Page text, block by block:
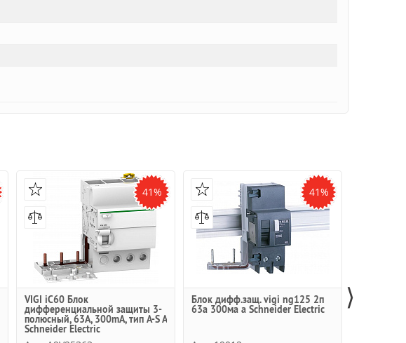
41%
VIGI iC60 Блок
дифференциальной защиты 3-
полюсный, 63А, 300mA, тип A-S A
Schneider Electric
41%
Блок дифф.защ. vigi ng125 2п
63a 300ма a Schneider Electric ⟩